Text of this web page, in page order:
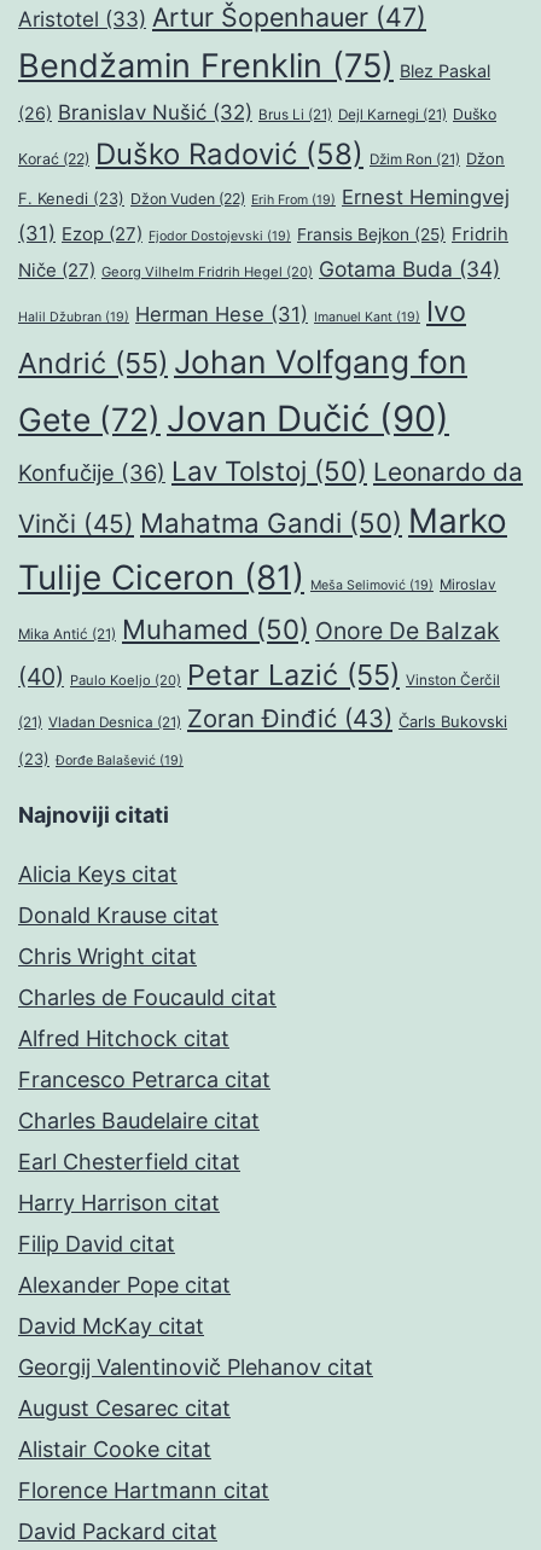
Aristotel (33) Artur Šopenhauer (47)
Bendžamin Frenklin (75) Blez Paskal
(26) Branislav Nušić (32) Brus Li (21) Dejl Karnegi (21) Duško
Korać (22) Duško Radović (58) Džim Ron (21) Džon
F. Kenedi (23) Džon Vuden (22) Erih From (19) Ernest Hemingvej
(31) Ezop (27) Fjodor Dostojevski (19) Fransis Bejkon (25) Fridrih
Niče (27) Georg Vilhelm Fridrih Hegel (20) Gotama Buda (34)
Halil Džubran (19) Herman Hese (31) Imanuel Kant (19)
Ivo
Andrić (55) Johan Volfgang fon
Gete (72) Jovan Dučić (90)
Konfučije (36) Lav Tolstoj (50) Leonardo da
Vinči (45) Mahatma Gandi (50) Marko
Tulije Ciceron (81) Meša Selimović (19) Miroslav
Mika Antić (21) Muhamed (50) Onore De Balzak
(40) Paulo Koeljo (20) Petar Lazić (55) Vinston Čerčil
(21) Vladan Desnica (21) Zoran Đinđić (43) Čarls Bukovski
(23) Đorđe Balašević (19)
Najnoviji citati
Alicia Keys citat
Donald Krause citat
Chris Wright citat
Charles de Foucauld citat
Alfred Hitchock citat
Francesco Petrarca citat
Charles Baudelaire citat
Earl Chesterfield citat
Harry Harrison citat
Filip David citat
Alexander Pope citat
David McKay citat
Georgij Valentinovič Plehanov citat
August Cesarec citat
Alistair Cooke citat
Florence Hartmann citat
David Packard citat